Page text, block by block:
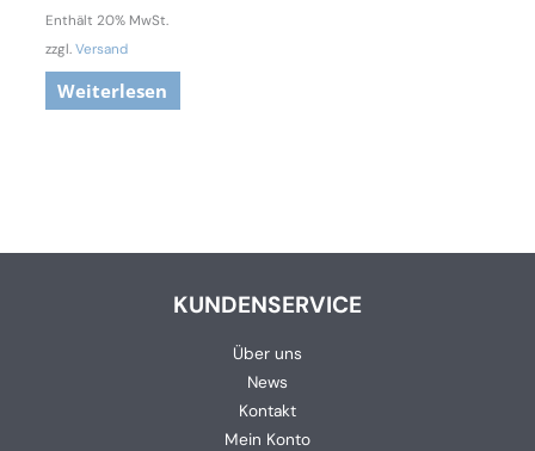
Enthält 20% MwSt.
zzgl.Versand
Weiterlesen
KUNDENSERVICE
Über uns
News
Kontakt
Mein Konto